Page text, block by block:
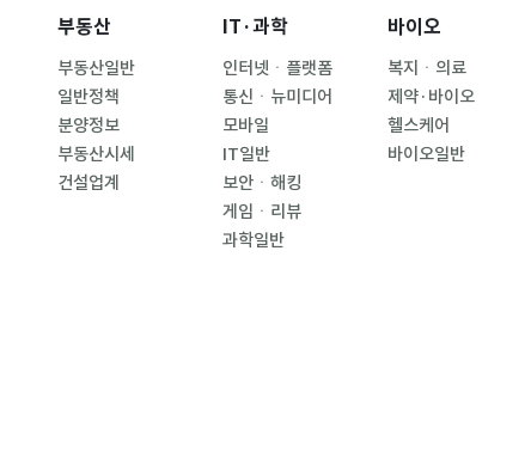
부동산
부동산일반
일반정책
분양정보
부동산시세
건설업계
IT·과학
인터넷ㆍ플랫폼
통신ㆍ뉴미디어
모바일
IT일반
보안ㆍ해킹
게임ㆍ리뷰
과학일반
바이오
복지ㆍ의료
제약·바이오
헬스케어
바이오일반